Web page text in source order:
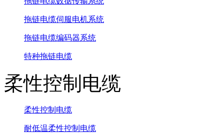
拖链电缆伺服电机系统
拖链电缆编码器系统
特种拖链电缆
柔性控制电缆
柔性控制电缆
耐低温柔性控制电缆